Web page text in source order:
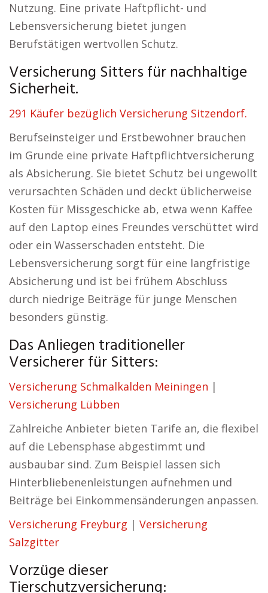
Nutzung. Eine private Haftpflicht- und
Lebensversicherung bietet jungen
Berufstätigen wertvollen Schutz.
Versicherung Sitters für nachhaltige
Sicherheit.
291 Käufer bezüglich Versicherung Sitzendorf.
Berufseinsteiger und Erstbewohner brauchen
im Grunde eine private Haftpflichtversicherung
als Absicherung. Sie bietet Schutz bei ungewollt
verursachten Schäden und deckt üblicherweise
Kosten für Missgeschicke ab, etwa wenn Kaffee
auf den Laptop eines Freundes verschüttet wird
oder ein Wasserschaden entsteht. Die
Lebensversicherung sorgt für eine langfristige
Absicherung und ist bei frühem Abschluss
durch niedrige Beiträge für junge Menschen
besonders günstig.
Das Anliegen traditioneller
Versicherer für Sitters:
Versicherung Schmalkalden Meiningen |
Versicherung Lübben
Zahlreiche Anbieter bieten Tarife an, die flexibel
auf die Lebensphase abgestimmt und
ausbaubar sind. Zum Beispiel lassen sich
Hinterbliebenenleistungen aufnehmen und
Beiträge bei Einkommensänderungen anpassen.
Versicherung Freyburg | Versicherung
Salzgitter
Vorzüge dieser
Tierschutzversicherung: